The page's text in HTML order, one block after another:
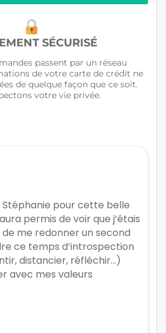
SÉCURISÉ
passent par un réseau
de votre carte de crédit ne
de quelque façon que ce soit.
votre vie privée.
pour cette belle
permis de voir que j’étais
me redonner un second
ce temps d’introspection
distancier, réfléchir...)
avec mes valeurs